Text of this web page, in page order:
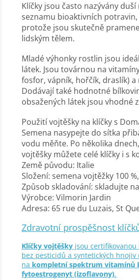
Klíčky jsou často nazývány
seznamu bioaktivních
protože jsou skutečně
lidským tělem.
Mladé výhonky rostlin jsou
látek. Jsou továrnou na
fosfor, vápník, hořčík, draslík)
Dodávají také hodnotné
obsažených látek jsou vhodné
Použití vojtěšky na klíčky s
Semena nasypejte do sítka
vodu měňte. Po několika
vojtěšky můžete celé klíčky i s
Země původu: Italie
Složení: semena vojtěžky 100
Způsob skladování: skladujte
Výrobce: Vilmorin Jardin
Adresa: 65 rue du Luzais, St
Zdravotní prospěšnost
Klíčky vojtěšky jsou
bez pesticidů a syntetických hnojiv
na kompletní spektrum vitamínů
fytoestrogenyt (izoflavony).